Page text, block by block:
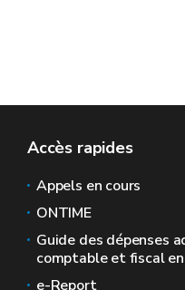
Accès rapides
Appels en cours
ONTIME
Guide des dépenses
comptable et fiscal
e-Report